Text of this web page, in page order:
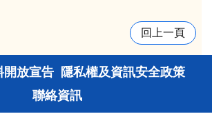
回上一頁
開放宣告 隱私權及資訊安全政策
聯絡資訊